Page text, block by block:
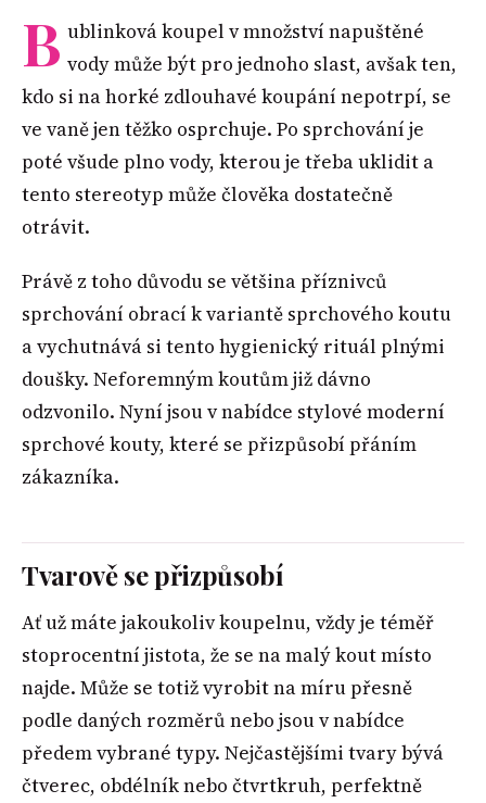
B ublinková koupel v množství napuštěné
vody může být pro jednoho slast, avšak ten,
kdo si na horké zdlouhavé koupání nepotrpí, se
ve vaně jen těžko osprchuje. Po sprchování je
poté všude plno vody, kterou je třeba uklidit a
tento stereotyp může člověka dostatečně
otrávit.
Právě z toho důvodu se většina příznivců
sprchování obrací k variantě sprchového koutu
a vychutnává si tento hygienický rituál plnými
doušky. Neforemným koutům již dávno
odzvonilo. Nyní jsou v nabídce stylové moderní
sprchové kouty, které se přizpůsobí přáním
zákazníka.
Tvarově se přizpůsobí
Ať už máte jakoukoliv koupelnu, vždy je téměř
stoprocentní jistota, že se na malý kout místo
najde. Může se totiž vyrobit na míru přesně
podle daných rozměrů nebo jsou v nabídce
předem vybrané typy. Nejčastějšími tvary bývá
čtverec, obdélník nebo čtvrtkruh, perfektně